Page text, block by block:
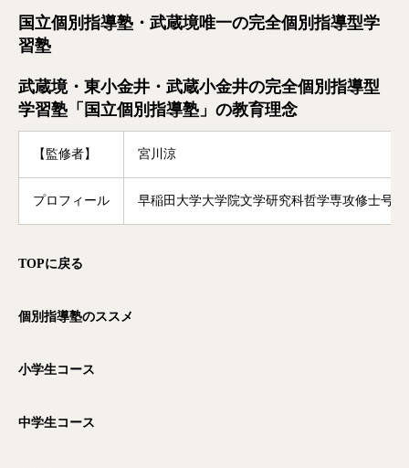
国立個別指導塾・武蔵境唯一の完全個別指導型学
習塾
武蔵境・東小金井・武蔵小金井の完全個別指導型
学習塾「国立個別指導塾」の教育理念
【監修者】 宮川涼
プロフィール 早稲田大学大学院文学研究科哲学専攻修士号
TOPに戻る
個別指導塾のススメ
小学生コース
中学生コース